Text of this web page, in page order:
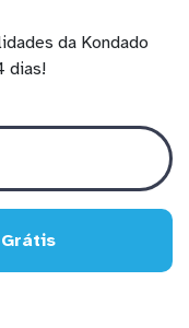
da Kondado
dias!